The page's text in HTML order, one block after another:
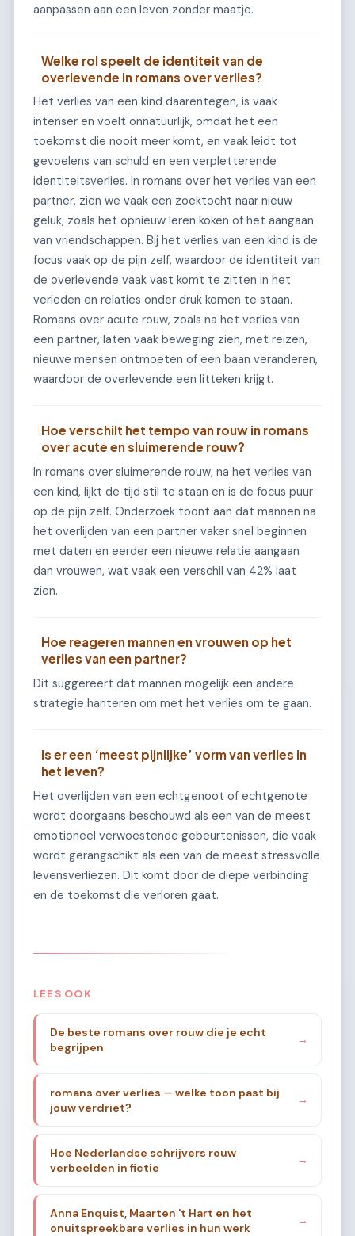
aanpassen aan een leven zonder maatje.
Welke rol speelt de identiteit van de
overlevende in romans over verlies?
Het verlies van een kind daarentegen, is vaak
intenser en voelt onnatuurlijk, omdat het een
toekomst die nooit meer komt, en vaak leidt tot
gevoelens van schuld en een verpletterende
identiteitsverlies. In romans over het verlies van een
partner, zien we vaak een zoektocht naar nieuw
geluk, zoals het opnieuw leren koken of het aangaan
van vriendschappen. Bij het verlies van een kind is de
focus vaak op de pijn zelf, waardoor de identiteit van
de overlevende vaak vast komt te zitten in het
verleden en relaties onder druk komen te staan.
Romans over acute rouw, zoals na het verlies van
een partner, laten vaak beweging zien, met reizen,
nieuwe mensen ontmoeten of een baan veranderen,
waardoor de overlevende een litteken krijgt.
Hoe verschilt het tempo van rouw in romans
over acute en sluimerende rouw?
In romans over sluimerende rouw, na het verlies van
een kind, lijkt de tijd stil te staan en is de focus puur
op de pijn zelf. Onderzoek toont aan dat mannen na
het overlijden van een partner vaker snel beginnen
met daten en eerder een nieuwe relatie aangaan
dan vrouwen, wat vaak een verschil van 42% laat
zien.
Hoe reageren mannen en vrouwen op het
verlies van een partner?
Dit suggereert dat mannen mogelijk een andere
strategie hanteren om met het verlies om te gaan.
Is er een ‘meest pijnlijke’ vorm van verlies in
het leven?
Het overlijden van een echtgenoot of echtgenote
wordt doorgaans beschouwd als een van de meest
emotioneel verwoestende gebeurtenissen, die vaak
wordt gerangschikt als een van de meest stressvolle
levensverliezen. Dit komt door de diepe verbinding
en de toekomst die verloren gaat.
LEES OOK
De beste romans over rouw die je echt
begrijpen
→
romans over verlies — welke toon past bij
jouw verdriet?
→
Hoe Nederlandse schrijvers rouw
verbeelden in fictie
→
Anna Enquist, Maarten 't Hart en het
onuitspreekbare verlies in hun werk
→